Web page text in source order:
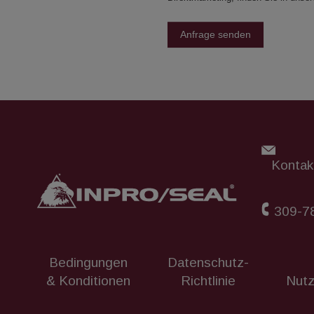
Anfrage senden
309-
Bedingungen
& Konditionen
Datenschutz-
Richtlinie